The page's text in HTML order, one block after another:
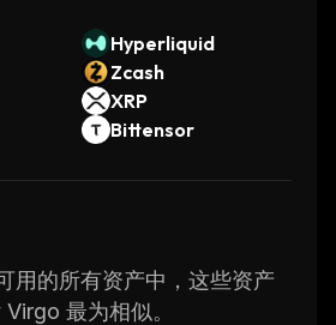
Hyperliquid
Zcash
XRP
Bittensor
用的所有资产中，这些资产
最为相似。